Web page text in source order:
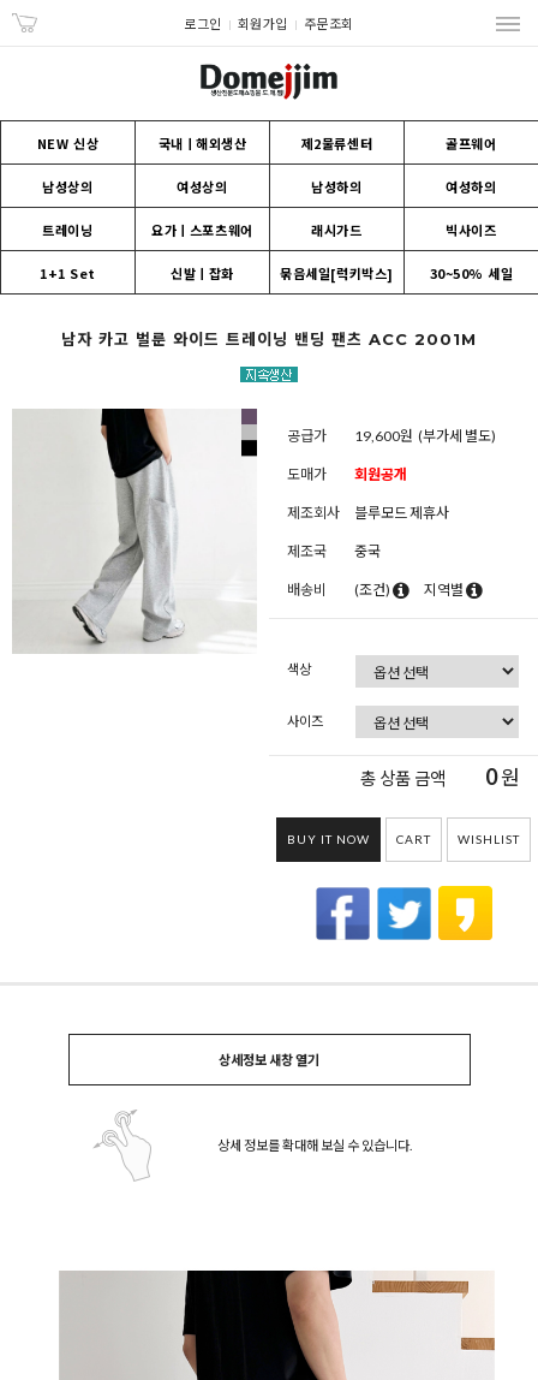
로그인 회원가입 주문조회
NEW 신상 국내ㅣ해외생산 제2물류센터 골프웨어
남성상의 여성상의 남성하의 여성하의
트레이닝 요가ㅣ스포츠웨어 래시가드 빅사이즈
1+1 Set 신발ㅣ잡화 묶음세일[럭키박스] 30~50% 세일
남자 카고 벌룬 와이드 트레이닝 밴딩 팬츠 ACC 2001M
공급가 19,600원 (부가세 별도)
도매가 회원공개
제조회사 블루모드 제휴사
제조국 중국
배송비 (조건) 지역별
색상
사이즈
총 상품 금액 0원
BUY IT NOW CART WISHLIST
상세정보 새창 열기
상세 정보를 확대해 보실 수 있습니다.